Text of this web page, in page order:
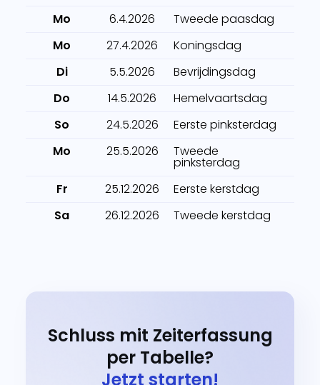
Mo
6.4.2026
Tweede paasdag
Mo
27.4.2026
Koningsdag
Di
5.5.2026
Bevrijdingsdag
Do
14.5.2026
Hemelvaartsdag
So
24.5.2026
Eerste pinksterdag
Mo
25.5.2026 Tweede
pinksterdag
Fr
25.12.2026
Eerste kerstdag
Sa
26.12.2026 Tweede kerstdag
Schluss mit Zeiterfassung
per Tabelle?
Jetzt starten!